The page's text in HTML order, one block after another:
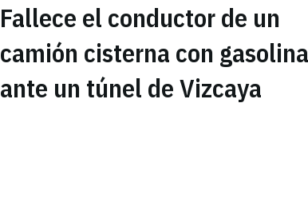
Fallece el conductor de un
camión cisterna con gasolina
ante un túnel de Vizcaya